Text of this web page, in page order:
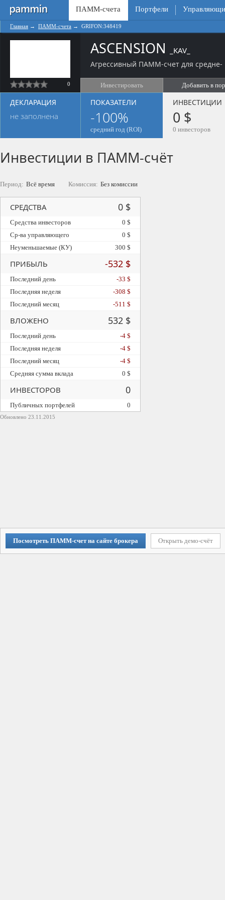
ПАММ-счета Портфели
Главная → ПАММ-счета → GRIFON:348419
0
ASCENSION _KAV_
Агрессивный ПАММ-счет для средне-
Инвестировать Добавить в
ДЕКЛАРАЦИЯ
не заполнена
ПОКАЗАТЕЛИ
-100%
средний год (ROI)
ИНВЕСТИЦИИ
0 $
0 инвесторов
Инвестиции в ПАММ-счёт
Период: Всё время Комиссия: Без комиссии
Обновлено 23.11.2015
СРЕДСТВА 0 $
Средства инвесторов
0 $
Ср-ва управляющего
0 $
Неуменьшаемые (КУ)
300 $
ПРИБЫЛЬ -532 $
Последний день
-33 $
Последняя неделя
-308 $
Последний месяц
-511 $
ВЛОЖЕНО 532 $
Последний день
-4 $
Последняя неделя
-4 $
Последний месяц
-4 $
Средняя сумма вклада
0 $
ИНВЕСТОРОВ 0
Публичных портфелей 0
Посмотреть ПАММ-счет на сайте брокера Открыть демо-счёт